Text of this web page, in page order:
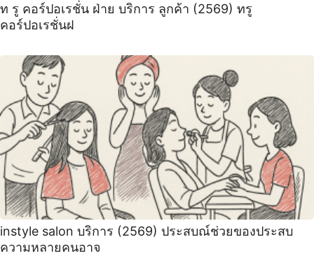
ท รู คอร์ปอเรชั่น ฝ่าย บริการ ลูกค้า (2569) ทรู
คอร์ปอเรชั่นฝ
instyle salon บริการ (2569) ประสบณ์ช่วยของประสบ
ความหลายคนอาจ